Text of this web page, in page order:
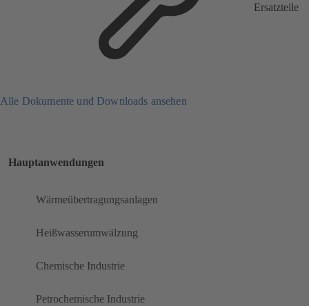
Ersatzteile
Alle Dokumente und Downloads ansehen
Hauptanwendungen
Wärmeübertragungsanlagen
Heißwasserumwälzung
Chemische Industrie
Petrochemische Industrie